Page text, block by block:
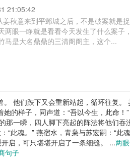
21:05:42
姜秋意来到平邺城之后，不是破案就是
眼一睁就是看看今天发生了什么案
马是大名鼎鼎的三清阁阁主，这个...
他们跌下又会重新站起，循环往复
的样子，同声道：“吾以今生，此命
一瞬，四人脚下亮起的阵法将他们
此魂。” 燕宿水，青枭与苏宏嗣：“此
启，可只堪堪开启了一条细缝。 ...两
句子